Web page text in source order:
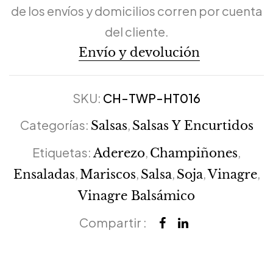
de los envíos y domicilios corren por cuenta
del cliente.
Envío y devolución
SKU: CH-TWP-HT016
Categorías: Salsas Salsas Y Encurtidos
Etiquetas: Aderezo Champiñones
Ensaladas Mariscos Salsa Soja ,Vinagre,
Vinagre Balsámico
Compartir :